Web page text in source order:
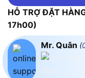
HỖ TRỢ ĐẶT
17h00)
Mr. Quân (